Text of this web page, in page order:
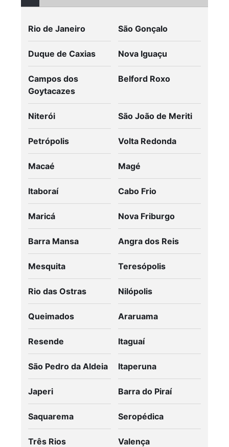
Rio de Janeiro São Gonçalo
Duque de Caxias Nova Iguaçu
Campos dos
Goytacazes
Belford Roxo
Niterói São João de Meriti
Petrópolis Volta Redonda
Macaé Magé
Itaboraí Cabo Frio
Maricá Nova Friburgo
Barra Mansa Angra dos Reis
Mesquita Teresópolis
Rio das Ostras Nilópolis
Queimados Araruama
Resende Itaguaí
São Pedro da Aldeia Itaperuna
Japeri Barra do Piraí
Saquarema Seropédica
Três Rios Valença